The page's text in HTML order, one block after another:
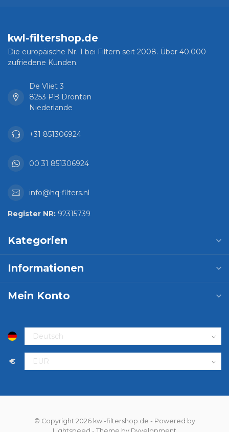
kwl-filtershop.de
Die europäische Nr. 1 bei Filtern seit 2008. Über 40.000
zufriedene Kunden.
De Vliet 3
8253 PB Dronten
Niederlande
+31 851306924
00 31 851306924
info@hq-filters.nl
Register NR: 92315739
Kategorien
Informationen
Mein Konto
€
© Copyright 2026 kwl-filtershop.de - Powered by